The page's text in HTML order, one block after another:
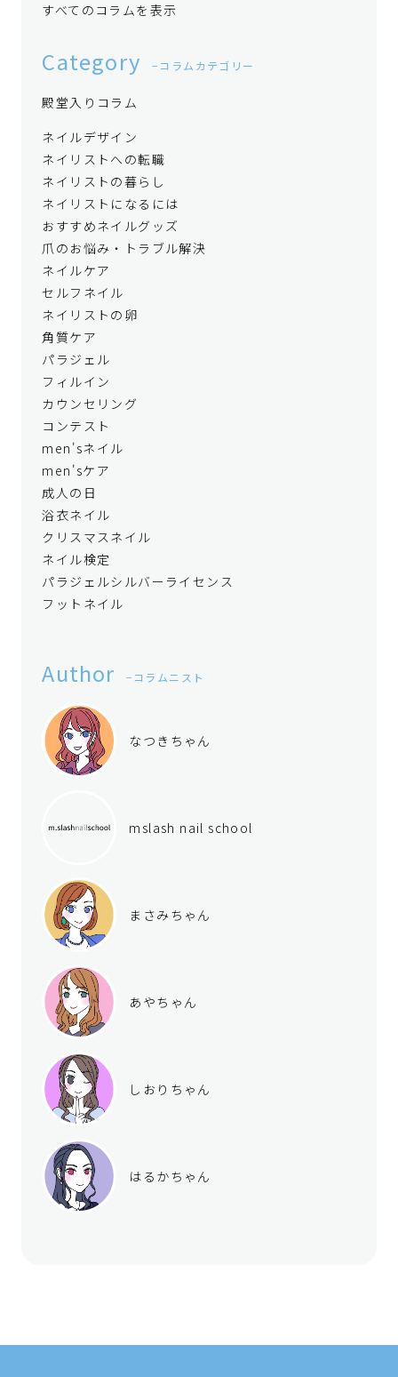
すべてのコラムを表示
Category コラムカテゴリー
殿堂入りコラム
ネイルデザイン
ネイリストへの転職
ネイリストの暮らし
ネイリストになるには
おすすめネイルグッズ
爪のお悩み・トラブル解決
ネイルケア
セルフネイル
ネイリストの卵
角質ケア
パラジェル
フィルイン
カウンセリング
コンテスト
men'sネイル
men'sケア
成人の日
浴衣ネイル
クリスマスネイル
ネイル検定
パラジェルシルバーライセンス
フットネイル
Author コラムニスト
なつきちゃん
mslash nail school
まさみちゃん
あやちゃん
しおりちゃん
はるかちゃん